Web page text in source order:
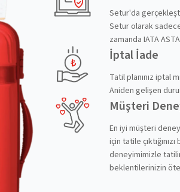
Setur'da
Setur olarak
zamanda IATA
İptal İade
Tatil planınız iptal
Aniden gelişen
Müşteri
En iyi müşteri
için tatile
deneyimimizle
beklentilerinizin